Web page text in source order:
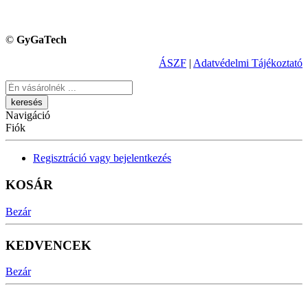
© GyGaTech
ÁSZF | Adatvédelmi Tájékoztató
Keresés
Navigáció
Fiók
Regisztráció vagy bejelentkezés
KOSÁR
Bezár
KEDVENCEK
Bezár